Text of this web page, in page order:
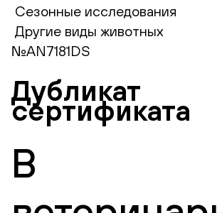
Сезонные исследования
Другие виды животных
№AN7181DS
Дубликат
сертификата
В